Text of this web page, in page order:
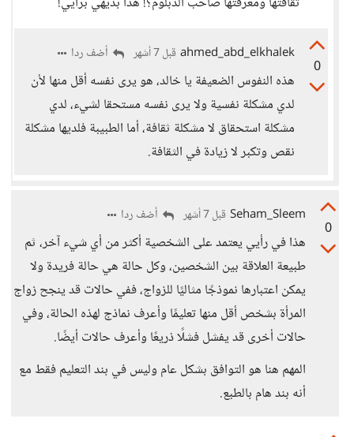
0
ahmed_abd_elkhalek قبل 7 أشهر أضف ردا
هذه النفوس الضعيفة يا خالد، هو يرى نفسه أقل منها لأن
لدي مشكلة نفسية ولا يرى نفسه مستحقا لشيء، لدي
مشكلة استحقاق لا مشكلة ثقافة، أما الطبيبة فلديها مشكلة
نقص وتكبر لا زيادة في الثقافة.
0
Seham_Sleem قبل 7 أشهر أضف ردا
هذا في رأيي يعتمد على الشخصية أكثر من أي شيء آخر، ثم
طبيعة العلاقة بين الشخصين، وكل حالة هي حالة فريدة ولا
يمكن اعتبارها نموذجًا مثاليًا للزواج، ففي حالات قد ينجح زواج
المرأة بشخص أقل منها تعليمًا وأعرف نماذج لهذه الحالة، وفي
حالات أخرى قد يفشل فشلًا ذريعًا وأعرف حالات أيضًا.
المهم هنا هو التوافق بشكل عام وليس في بند التعليم فقط مع
أنه بند هام بالطبع.